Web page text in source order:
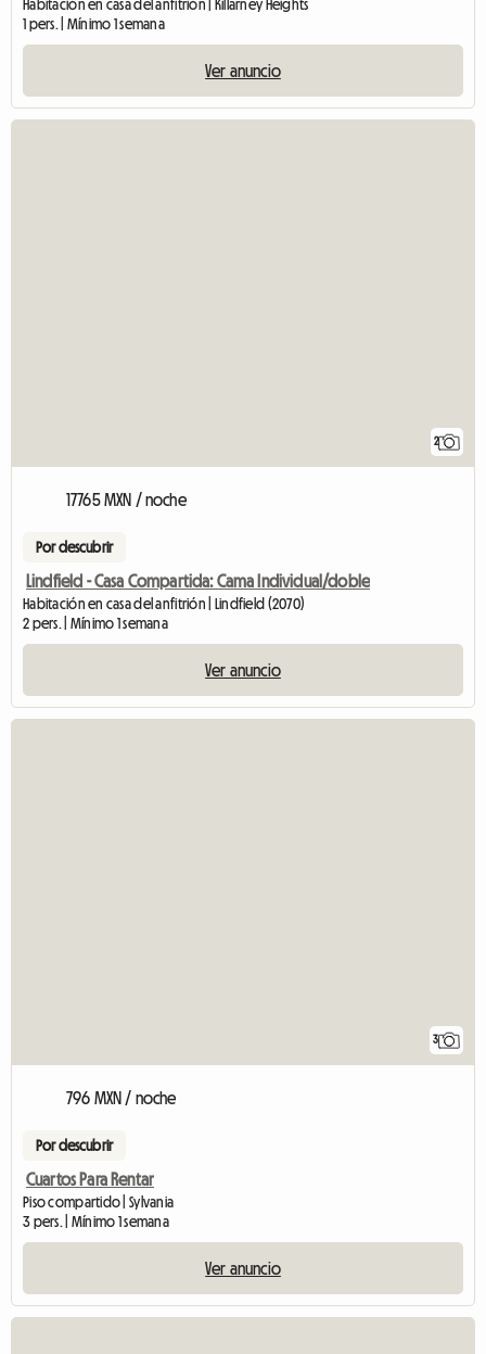
Habitación en casa del anfitrión | Killarney Heights
1 pers. | Mínimo 1 semana
Ver anuncio
2
17765 MXN / noche
Por descubrir
Lindfield - Casa Compartida: Cama Individual/doble
Habitación en casa del anfitrión | Lindfield (2070)
2 pers. | Mínimo 1 semana
Ver anuncio
3
796 MXN / noche
Por descubrir
Cuartos Para Rentar
Piso compartido | Sylvania
3 pers. | Mínimo 1 semana
Ver anuncio